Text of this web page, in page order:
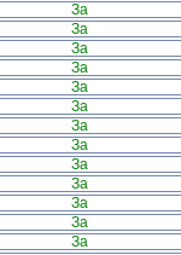
За
За
За
За
За
За
За
За
За
За
За
За
За